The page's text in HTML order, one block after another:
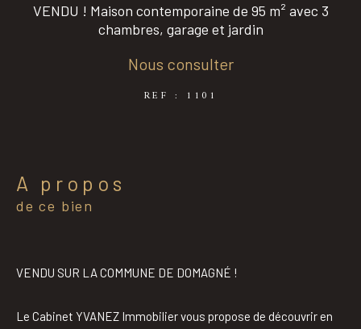
VENDU ! Maison contemporaine de 95 m² avec 3
chambres, garage et jardin
Nous consulter
REF : 1101
a propos
de ce bien
VENDU SUR LA COMMUNE DE DOMAGNÉ !
Le Cabinet YVANEZ Immobilier vous propose de découvrir en